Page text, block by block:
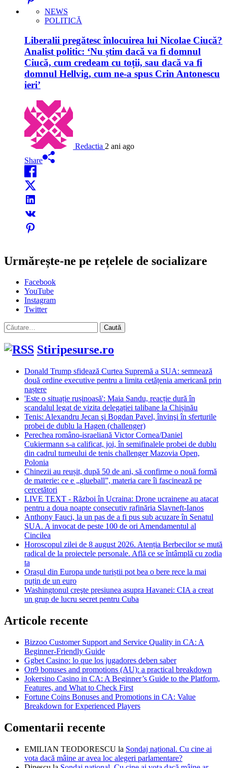
NEWS
POLITICĂ
Liberalii pregătesc înlocuirea lui Nicolae Ciucă?
Analist politic: ‘Nu știm dacă va fi domnul
Ciucă, cum credeam cu toții, sau dacă va fi
domnul Hellvig, cum ne-a spus Crin Antonescu
ieri’
Redactia 2 ani ago
Share
Urmărește-ne pe rețelele de socializare
Facebook
YouTube
Instagram
Twitter
Caută
după:
Stiripesurse.ro
Donald Trump sfidează Curtea Supremă a SUA: semnează
două ordine executive pentru a limita cetățenia americană prin
naștere
'Este o situație rușinoasă': Maia Sandu, reacție dură în
scandalul legat de vizita delegației talibane la Chișinău
Tenis: Alexandru Jecan şi Bogdan Pavel, învinşi în sferturile
probei de dublu la Hagen (challenger)
Perechea româno-israeliană Victor Cornea/Daniel
Cukiermann s-a calificat, joi, în semifinalele probei de dublu
din cadrul turneului de tenis challenger Mazovia Open,
Polonia
Chinezii au reușit, după 50 de ani, să confirme o nouă formă
de materie: ce e „glueball”, materia care îi fascinează pe
cercetători
LIVE TEXT - Război în Ucraina: Drone ucrainene au atacat
pentru a doua noapte consecutiv rafinăria Slavneft-Ianos
Anthony Fauci, la un pas de a fi pus sub acuzare în Senatul
SUA. A invocat de peste 100 de ori Amendamentul al
Cincilea
Horoscopul zilei de 8 august 2026. Atenția Berbecilor se mută
radical de la proiectele personale. Află ce se întâmplă cu zodia
ta
Orașul din Europa unde turiștii pot bea o bere rece la mai
puțin de un euro
Washingtonul creşte presiunea asupra Havanei: CIA a creat
un grup de lucru secret pentru Cuba
Articole recente
Bizzoo Customer Support and Service Quality in CA: A
Beginner-Friendly Guide
Ggbet Casino: lo que los jugadores deben saber
On9 bonuses and promotions (AU): a practical breakdown
Jokersino Casino in CA: A Beginner’s Guide to the Platform,
Features, and What to Check First
Fortune Coins Bonuses and Promotions in CA: Value
Breakdown for Experienced Players
Comentarii recente
EMILIAN TEODORESCU la Sondaj național. Cu cine ai
vota dacă mâine ar avea loc alegeri parlamentare?